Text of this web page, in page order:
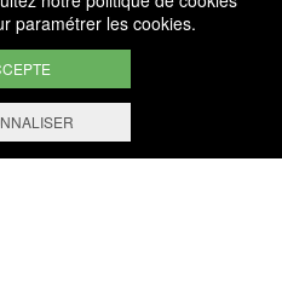
paramétrer les cookies.